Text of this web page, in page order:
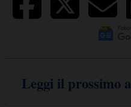
Leggi il prossimo